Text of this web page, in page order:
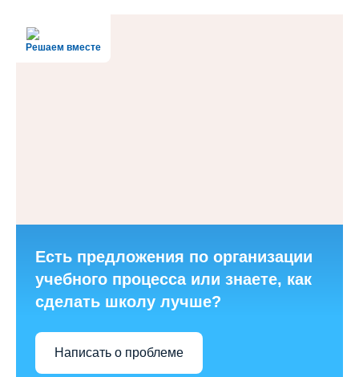
Решаем вместе
Есть предложения по организации
учебного процесса или знаете, как
сделать школу лучше?
Написать о проблеме